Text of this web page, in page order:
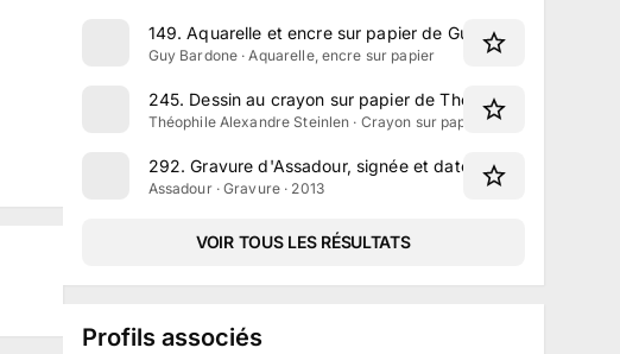
149.Aquarelle et encre sur papier de Guy Bardone, signée
Guy Bardone · Aquarelle, encre sur papier
245. Dessin au crayon sur papier de Théophile Alexandre
Théophile Alexandre Steinlen · Crayon sur papier
292.Gravure d'Assadour, signée et datée 2013
Assadour · Gravure · 2013
VOIR TOUS LES RÉSULTATS
Profils associés